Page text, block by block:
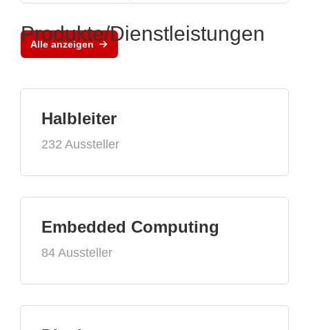
Alle anzeigen
Produkte/Dienstleistungen
Halbleiter
232 Aussteller
Embedded Computing
84 Aussteller